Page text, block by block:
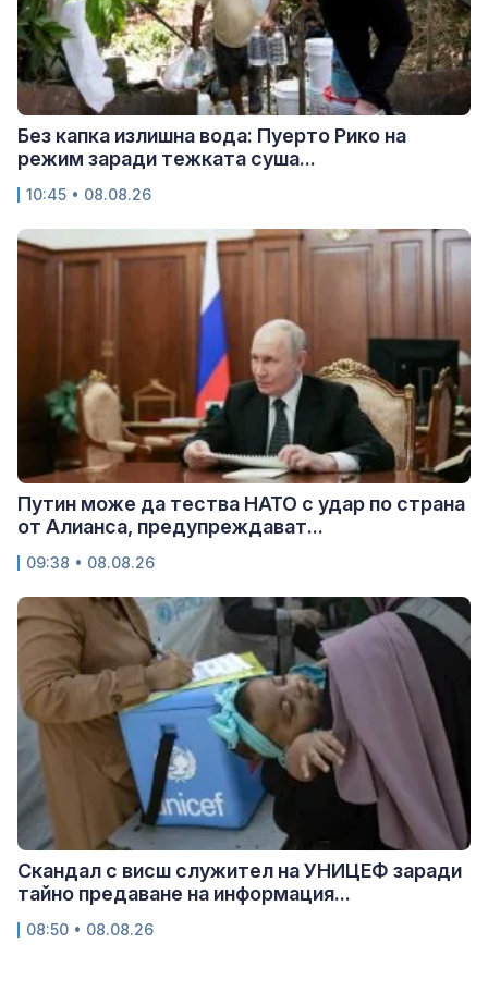
Без капка излишна вода: Пуерто Рико на
режим заради тежката суша...
10:45 • 08.08.26
Путин може да тества НАТО с удар по страна
от Алианса, предупреждават...
09:38 • 08.08.26
Скандал с висш служител на УНИЦЕФ заради
тайно предаване на информация...
08:50 • 08.08.26